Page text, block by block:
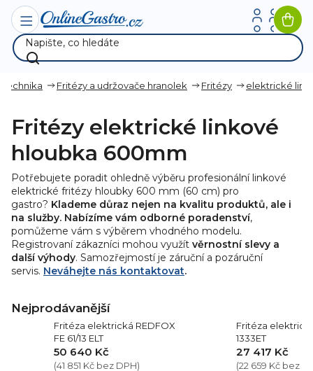
Přejít
obsah
technika Fritézy a udržovače hranolek Fritézy elektrické
Fritézy elektrické linkové
hloubka 600mm
Potřebujete poradit ohledně výběru profesionální linkové
elektrické fritézy hloubky 600 mm (60 cm) pro
gastro? Klademe důraz nejen na kvalitu produktů, ale i
na služby. Nabízíme vám odborné poradenství,
pomůžeme vám s výběrem vhodného modelu.
Registrovaní zákazníci mohou využít věrnostní slevy a
další výhody. Samozřejmostí je záruční a pozáruční
servis. Neváhejte nás kontaktovat.
Nejprodávanější
Fritéza elektrická REDFOX
FE 61/13 ELT
50 640 Kč
(41 851 Kč bez DPH)
Fritéza
1333ET
27 417 Kč
(22 659 Kč bez